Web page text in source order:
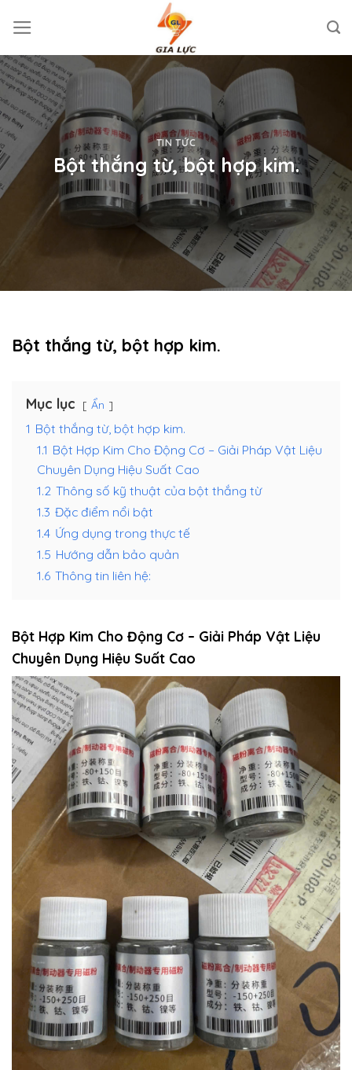
content
TIN TỨC
Bột thắng từ, bột hợp kim.
Bột thắng từ, bột hợp kim.
Mục lục Ẩn
1 Bột thắng từ, bột hợp kim.
1.1 Bột Hợp Kim Cho Động Cơ – Giải Pháp Vật Liệu
Chuyên Dụng Hiệu Suất Cao
1.2 Thông số kỹ thuật của bột thắng từ
1.3 Đặc điểm nổi bật
1.4 Ứng dụng trong thực tế
1.5 Hướng dẫn bảo quản
1.6 Thông tin liên hệ:
Bột Hợp Kim Cho Động Cơ – Giải Pháp Vật Liệu
Chuyên Dụng Hiệu Suất Cao